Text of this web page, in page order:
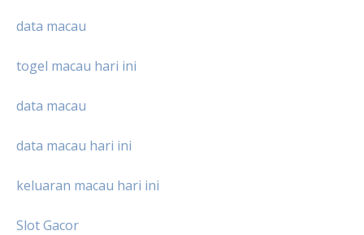
data macau
togel macau hari ini
data macau
data macau hari ini
keluaran macau hari ini
Slot Gacor